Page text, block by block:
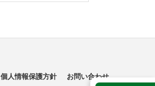
個人情報保護方針 お問い合わせ